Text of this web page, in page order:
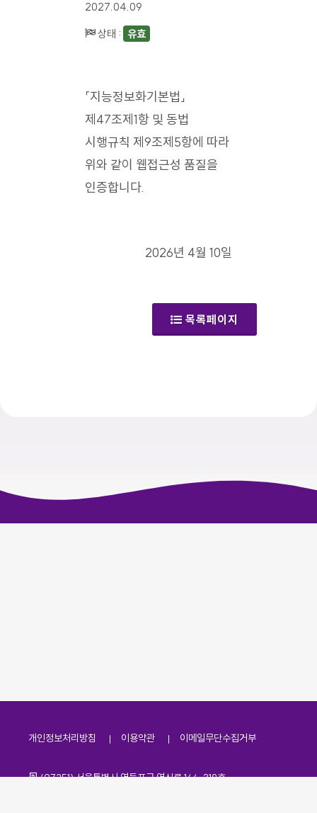
2027.04.09
상태 : 유효
「지능정보화기본법」
제47조제1항 및 동법
시행규칙 제9조제5항에 따라
위와 같이 웹접근성 품질을
인증합니다.
2026년 4월 10일
목록페이지
개인정보처리방침 이용약관 이메일무단수집거부
주소
(07251) 서울특별시 영등포구 영신로 166, 319호